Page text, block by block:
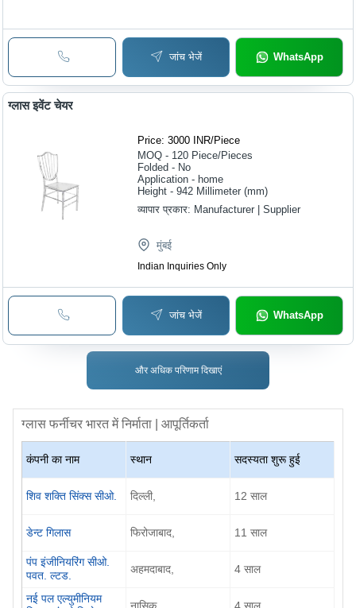
जांच भेजें WhatsApp
ग्लास इवेंट चेयर
Price: 3000 INR/Piece
MOQ - 120 Piece/Pieces
Folded - No
Application - home
Height - 942 Millimeter (mm)
व्यापार प्रकार: Manufacturer | Supplier
मुंबई
Indian Inquiries Only
जांच भेजें WhatsApp
और अधिक परिणाम दिखाएं
ग्लास फर्नीचर भारत में निर्माता | आपूर्तिकर्ता
कंपनी का नाम स्थान सदस्यता शुरू हुई
शिव शक्ति सिंक्स सीओ. दिल्ली, 12 साल
डेन्ट गिलास फिरोजाबाद, 11 साल
पंप इंजीनियरिंग सीओ.
पवत. ल्टड.
अहमदाबाद, 4 साल
नई पल एल्युमीनियम
नासिक, 4 साल